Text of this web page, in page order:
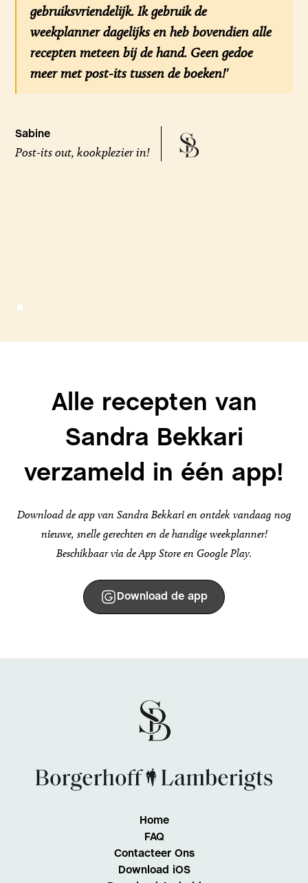
gebruiksvriendelijk. Ik gebruik de
weekplanner dagelijks en heb bovendien alle
recepten meteen bij de hand. Geen gedoe
meer met post-its tussen de boeken!'
Sabine
Post-its out, kookplezier in!
Alle recepten van
Sandra Bekkari
verzameld in één app!
Download de app van Sandra Bekkari en ontdek vandaag nog
nieuwe, snelle gerechten en de handige weekplanner!
Beschikbaar via de App Store en Google Play.
Download de app
Home
FAQ
Contacteer Ons
Download iOS